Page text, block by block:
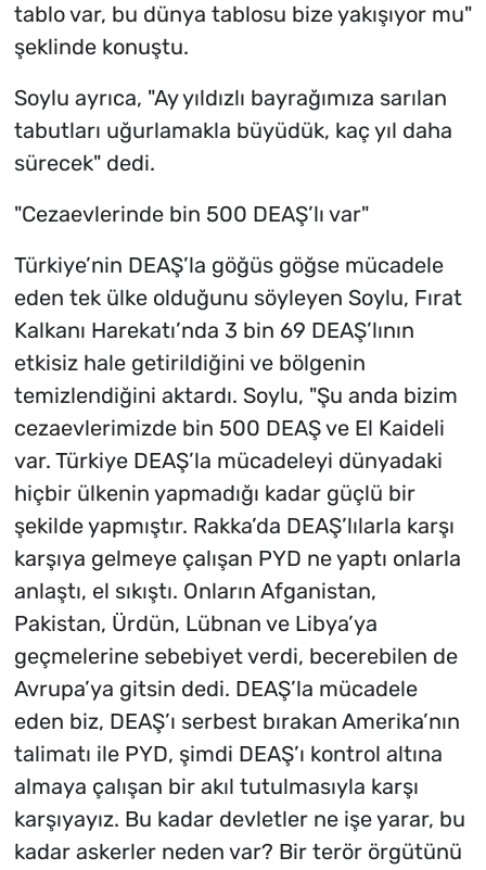
tablo var, bu dünya tablosu bize yakışıyor mu"
şeklinde konuştu.
Soylu ayrıca, "Ay yıldızlı bayrağımıza sarılan
tabutları uğurlamakla büyüdük, kaç yıl daha
sürecek" dedi.
"Cezaevlerinde bin 500 DEAŞ’lı var"
Türkiye’nin DEAŞ’la göğüs göğse mücadele
eden tek ülke olduğunu söyleyen Soylu, Fırat
Kalkanı Harekatı’nda 3 bin 69 DEAŞ’lının
etkisiz hale getirildiğini ve bölgenin
temizlendiğini aktardı. Soylu, "Şu anda bizim
cezaevlerimizde bin 500 DEAŞ ve El Kaideli
var. Türkiye DEAŞ’la mücadeleyi dünyadaki
hiçbir ülkenin yapmadığı kadar güçlü bir
şekilde yapmıştır. Rakka’da DEAŞ’lılarla karşı
karşıya gelmeye çalışan PYD ne yaptı onlarla
anlaştı, el sıkıştı. Onların Afganistan,
Pakistan, Ürdün, Lübnan ve Libya’ya
geçmelerine sebebiyet verdi, becerebilen de
Avrupa’ya gitsin dedi. DEAŞ’la mücadele
eden biz, DEAŞ’ı serbest bırakan Amerika’nın
talimatı ile PYD, şimdi DEAŞ’ı kontrol altına
almaya çalışan bir akıl tutulmasıyla karşı
karşıyayız. Bu kadar devletler ne işe yarar, bu
kadar askerler neden var? Bir terör örgütünü